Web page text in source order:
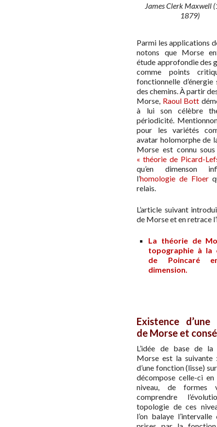
James Clerk Maxwell
1879)
Parmi les applications
notons que Morse
étude approfondie des
comme points
fonctionnelle d’énergie
des chemins. À partir
Morse, Raoul Bott
à lui son célèbre
périodicité.
pour les variétés
avatar holomorphe de
Morse est connu
« théorie de Picard-
qu’en dimenson
l’homologie de Floer
relais.
L’article suivant
de Morse et en retrace
La théorie de
topographie à la
de Poincaré
dimension.
Existence
de Morse et
L’idée de base de
Morse est la suivante
d’une fonction (lisse)
décompose celle-ci
niveau, de formes
comprendre
topologie de ces
l’on balaye l’intervalle